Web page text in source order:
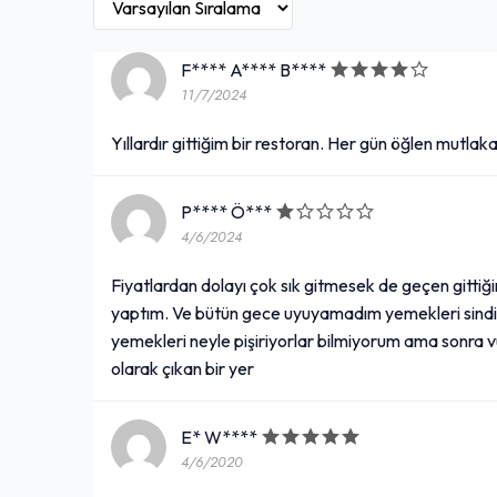
F**** A**** B****
11/7/2024
Yıllardır gittiğim bir restoran. Her gün öğlen
P**** Ö***
4/6/2024
Fiyatlardan dolayı çok sık gitmesek de geçen
yaptım. Ve bütün gece uyuyamadım yemekleri
yemekleri neyle pişiriyorlar bilmiyorum ama sonra
olarak çıkan bir yer
E* W****
4/6/2020